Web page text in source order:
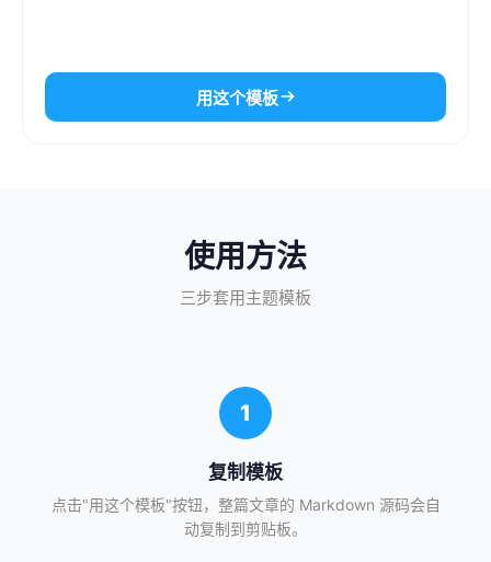
用这个模板
使用方法
三步套用主题模板
1
复制模板
点击"用这个模板"按钮，整篇文章的 Markdown 源码会自
动复制到剪贴板。